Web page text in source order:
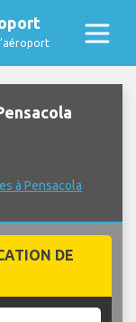
à Pensacola
DE